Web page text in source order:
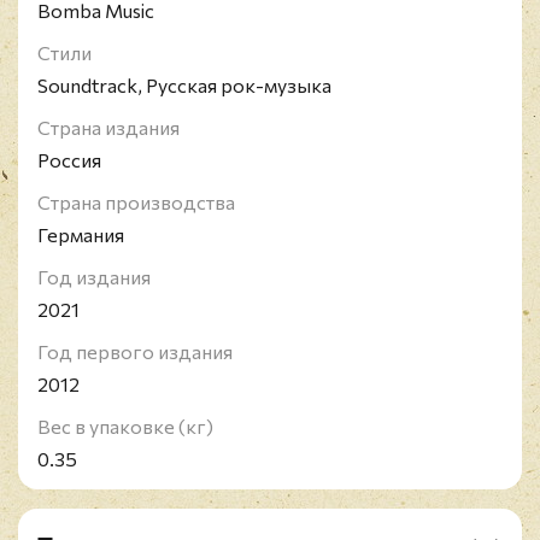
Настоящий материал (информация), произведен,
агентом Рамазановой Земфирой Талгатовной,
содержащаяся в реестре иностранных агентов,
либо касается деятельности иностранного агента
Рамазановой Земфиры Талгатовны,
Bomba Music
Стили
Soundtrack, Русская рок-музыка
Страна издания
Россия
Страна производства
Германия
Год издания
2021
Год первого издания
2012
Вес в упаковке (кг)
0.35